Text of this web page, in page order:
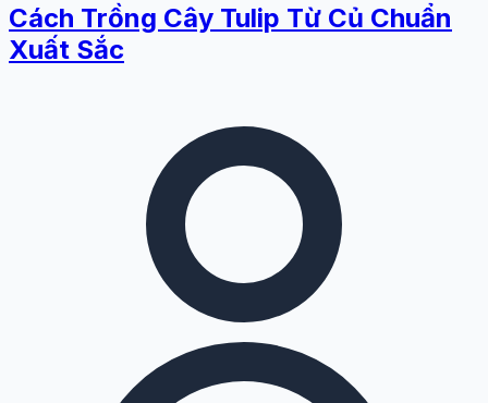
Cách Trồng Cây Tulip Từ Củ Chuẩn
Xuất Sắc